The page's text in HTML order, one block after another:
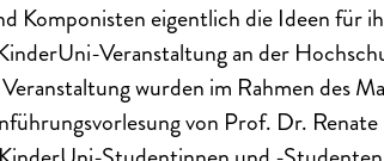
Komponisten eigentlich die Ideen für
Veranstaltung an der
wurden im Rahmen des
von Prof. Dr.